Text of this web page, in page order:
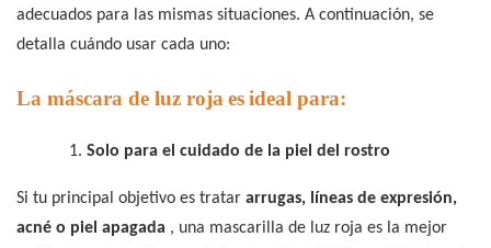
adecuados para las mismas situaciones. A continuación, se
detalla cuándo usar cada uno:
La máscara de luz rojaesideal para:
1. Solo para el cuidado de la piel del rostro
Si tu principal objetivo es tratar arrugas, líneas de expresión,
acné o piel apagada , una mascarilla de luz roja es la mejor